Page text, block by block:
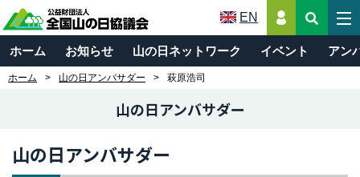
EN
ホーム お知らせ 山の日ネットワーク イベント アン
ホーム 山の日アンバサダー 萩原浩司
山の日アンバサダー
山の日アンバサダー